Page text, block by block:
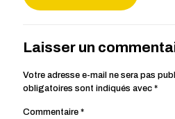
Laisser un
Votre adresse e-mail ne sera pas
obligatoires sont indiqués avec *
Commentaire *